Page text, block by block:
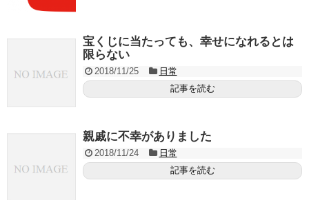
宝くじに当たっても、幸せになれるとは
限らない
2018/11/25
日常
記事を読む
親戚に不幸がありました
2018/11/24
日常
記事を読む